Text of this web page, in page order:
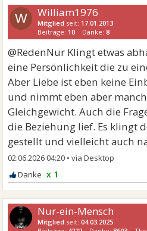
W William1976
Mitglied seit: 17.01.2013
Beiträge: 10 Danke:8
@RedenNur Klingt etwas
eine Persönlichkeit die zu
Aber Liebe ist eben keine
und nimmt eben aber
Gleichgewicht. Auch die
die Beziehung lief. Es klingt
gestellt und vielleicht auch
02.06.2026 04:20 •
x 1
Nur-ein-Mensch
Mitglied seit:04.03.2025